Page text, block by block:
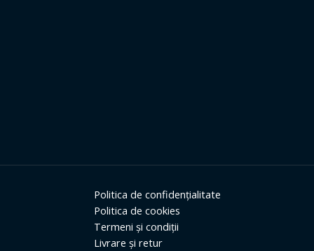
Politica de confidențialitate
Politica de cookies
Termeni și condiții
Livrare și retur